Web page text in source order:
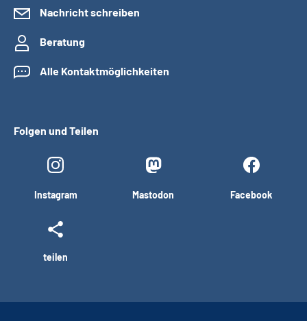
Nachricht schreiben
Beratung
Alle Kontaktmöglichkeiten
Folgen und Teilen
Instagram Mastodon Facebook
teilen